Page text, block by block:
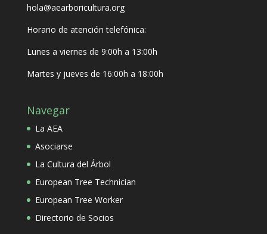
hola@aearboricultura.org
Horario de atención telefónica:
Lunes a viernes de 9:00h a 13:00h
Martes y jueves de 16:00h a 18:00h
Navegar
La AEA
Asociarse
La Cultura del Árbol
European Tree Technician
European Tree Worker
Directorio de Socios